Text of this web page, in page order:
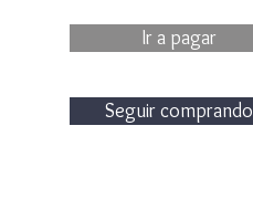
Ir a pagar
Seguir comprando